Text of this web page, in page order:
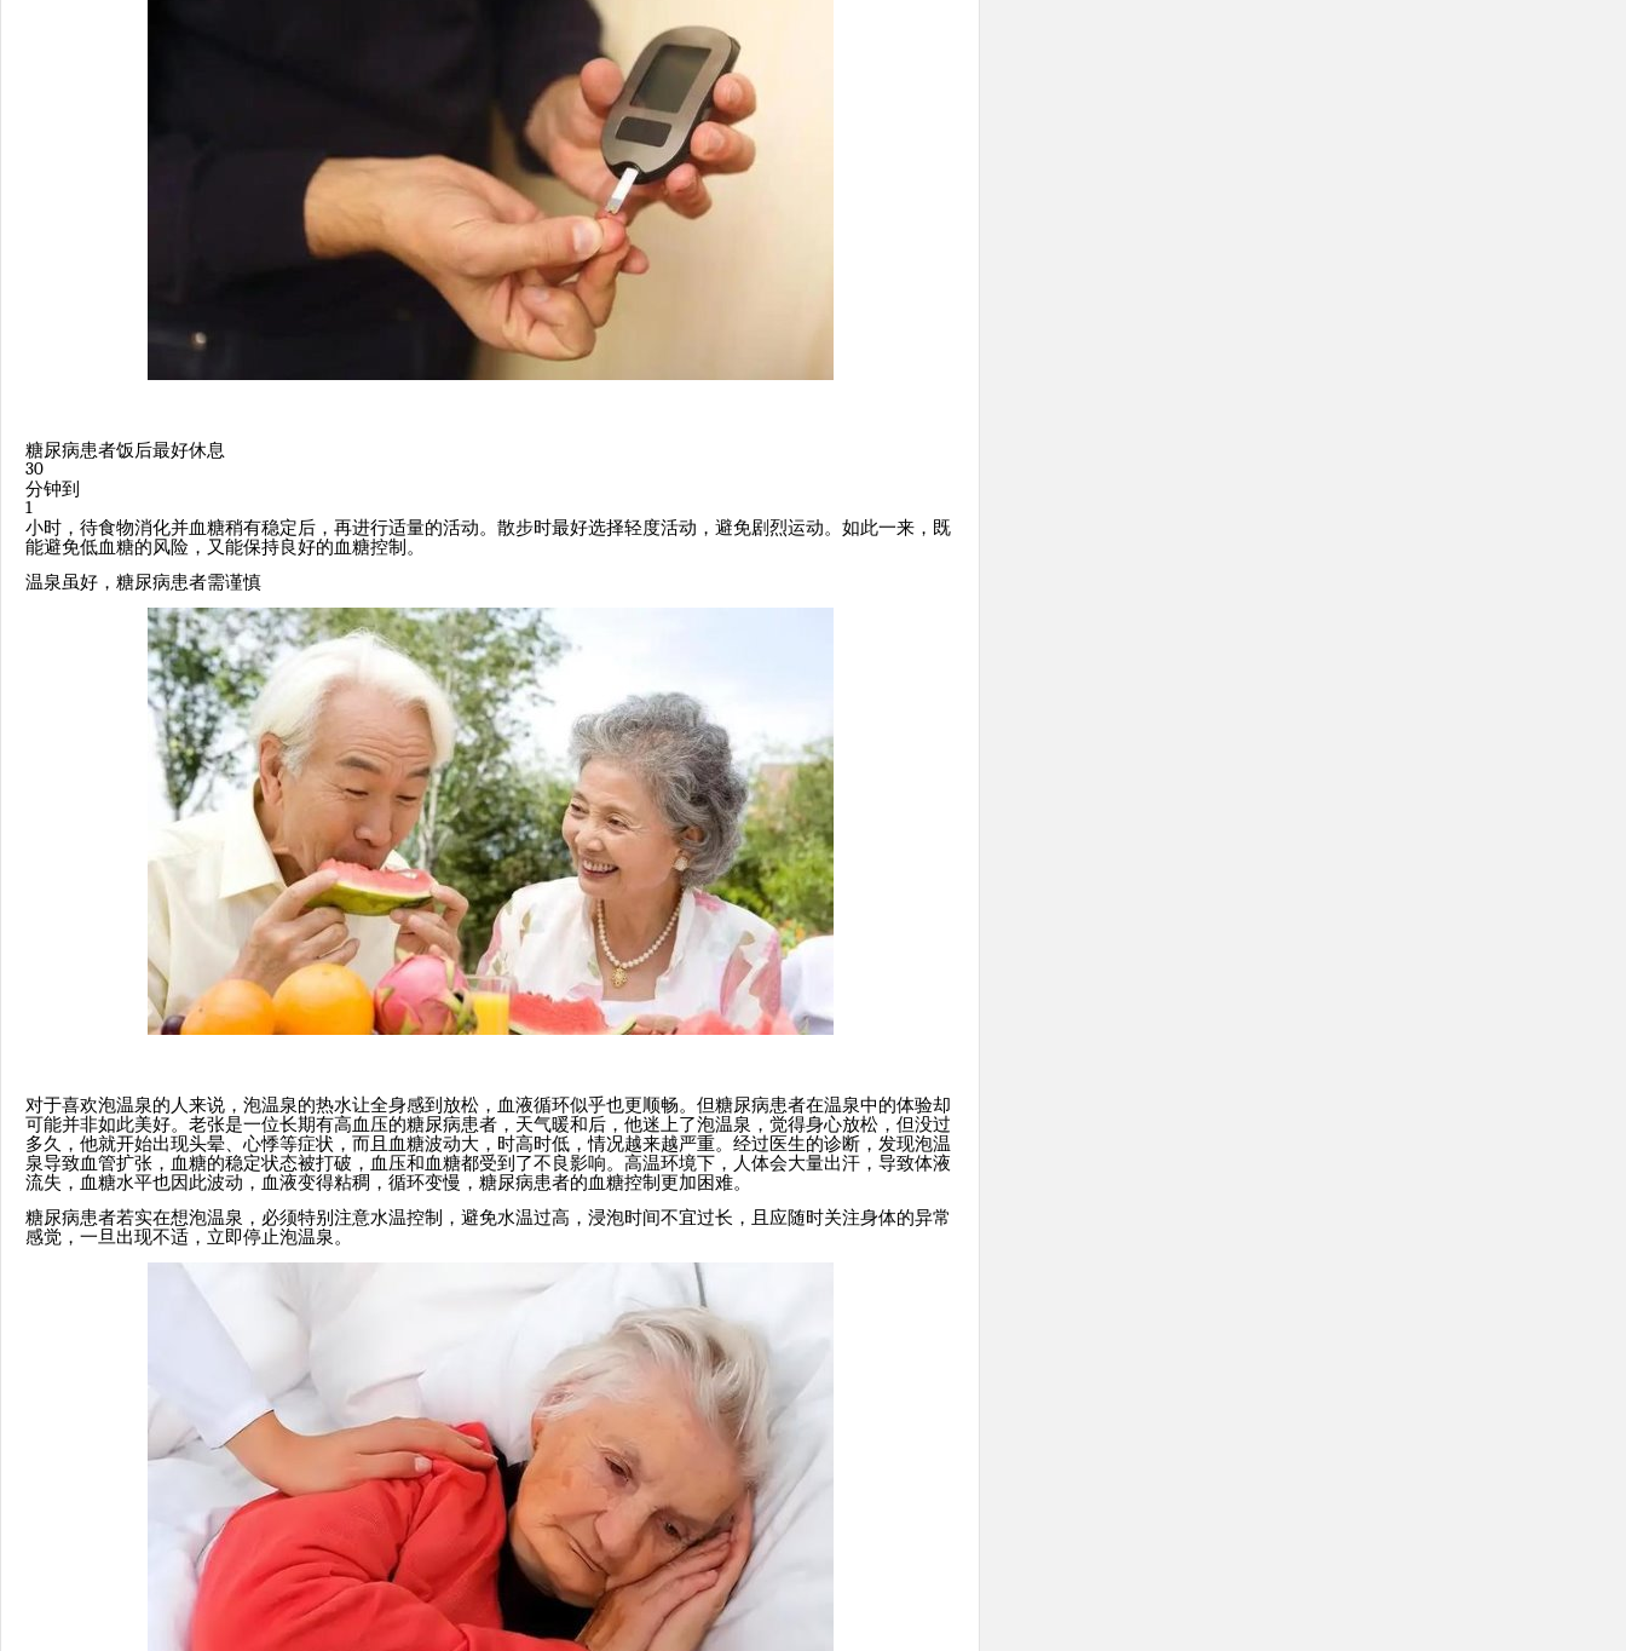
糖尿病患者饭后最好休息
30
分钟到
1
小时，待食物消化并血糖稍有稳定后，再进行适量的活动。散步时最好选择轻度活动，避免剧烈运动。如此一来，既
能避免低血糖的风险，又能保持良好的血糖控制。
温泉虽好，糖尿病患者需谨慎
对于喜欢泡温泉的人来说，泡温泉的热水让全身感到放松，血液循环似乎也更顺畅。但糖尿病患者在温泉中的体验却
可能并非如此美好。老张是一位长期有高血压的糖尿病患者，天气暖和后，他迷上了泡温泉，觉得身心放松，但没过
多久，他就开始出现头晕、心悸等症状，而且血糖波动大，时高时低，情况越来越严重。经过医生的诊断，发现泡温
泉导致血管扩张，血糖的稳定状态被打破，血压和血糖都受到了不良影响。高温环境下，人体会大量出汗，导致体液
流失，血糖水平也因此波动，血液变得粘稠，循环变慢，糖尿病患者的血糖控制更加困难。
糖尿病患者若实在想泡温泉，必须特别注意水温控制，避免水温过高，浸泡时间不宜过长，且应随时关注身体的异常
感觉，一旦出现不适，立即停止泡温泉。